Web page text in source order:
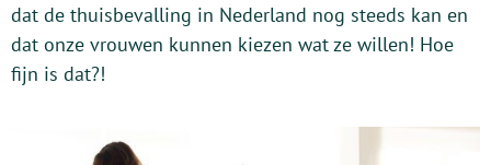
dat de thuisbevalling in Nederland nog steeds kan en
dat onze vrouwen kunnen kiezen wat ze willen! Hoe
fijn is dat?!